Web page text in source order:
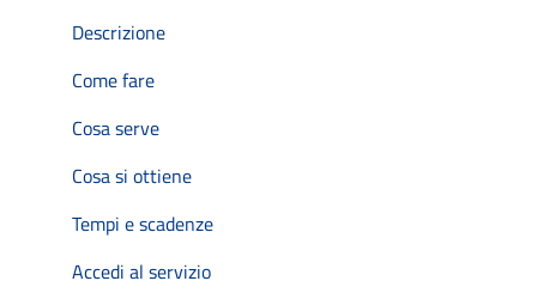
Descrizione
Come fare
Cosa serve
Cosa si ottiene
Tempi e scadenze
Accedi al servizio